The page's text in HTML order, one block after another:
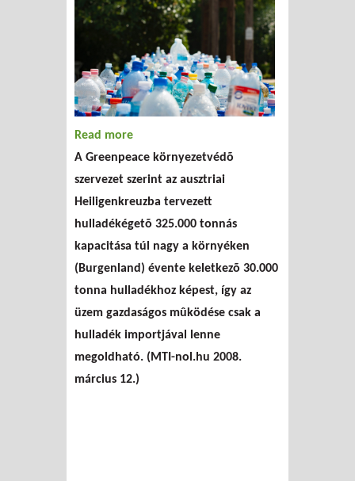
Read more
égne az osztrák-magyar
határnál?
A Greenpeace környezetvédõ
szervezet szerint az ausztriai
Heiligenkreuzba tervezett
hulladékégetõ 325.000 tonnás
kapacitása túl nagy a környéken
(Burgenland) évente keletkezõ 30.000
tonna hulladékhoz képest, így az
üzem gazdaságos mûködése csak a
hulladék importjával lenne
megoldható. (MTI-nol.hu 2008.
március 12.)